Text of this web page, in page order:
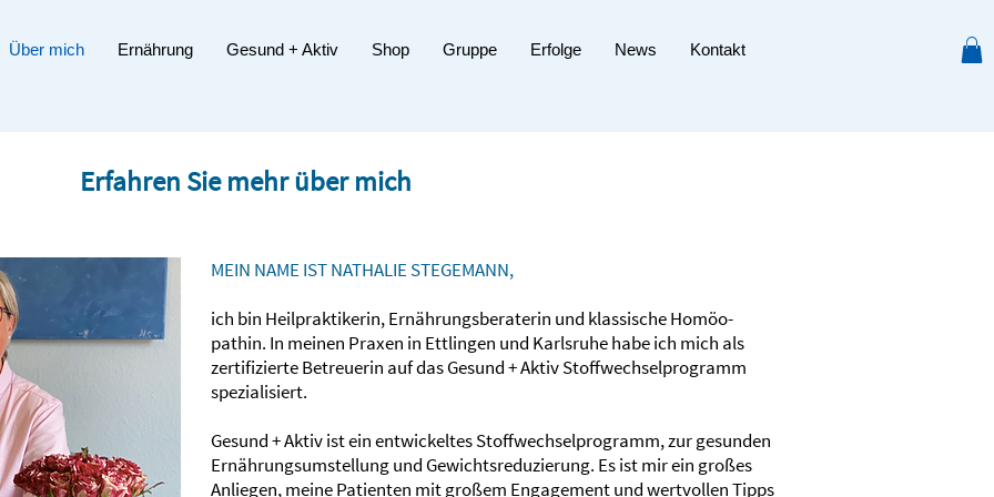
Über mich Ernährung Gesund + Aktiv Shop Gruppe Erfolge News Kontakt
Erfahren Sie mehr über mich
MEIN NAME IST NATHALIE STEGEMANN,
ich bin Heilpraktikerin, Ernährungs­beraterin und klassische Homöo­
pathin. In meinen Praxen in Ettlingen und Karls­ruhe habe ich mich als
zertifi­zierte Betreuerin auf das Gesund + Aktiv Stoff­wechsel­programm
speziali­siert.
Gesund + Aktiv ist ein entwickeltes Stoff­wechsel­programm, zur gesunden
Ernährungs­umstellung und Gewichts­reduzierung. Es ist mir ein großes
Anliegen, meine Patienten mit großem Engage­ment und wert­vollen Tipps